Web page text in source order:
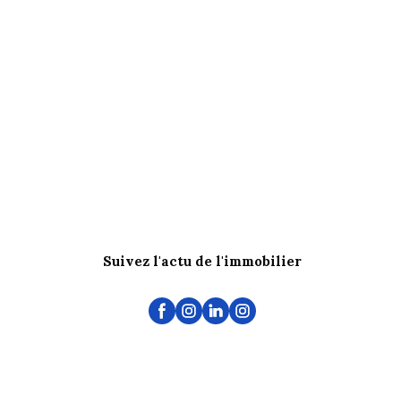
Suivez l'actu de l'immobilier